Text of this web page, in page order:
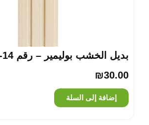
بديل الخشب بوليمير – رقم R01-14
₪30.00
إضافة إلى السلة